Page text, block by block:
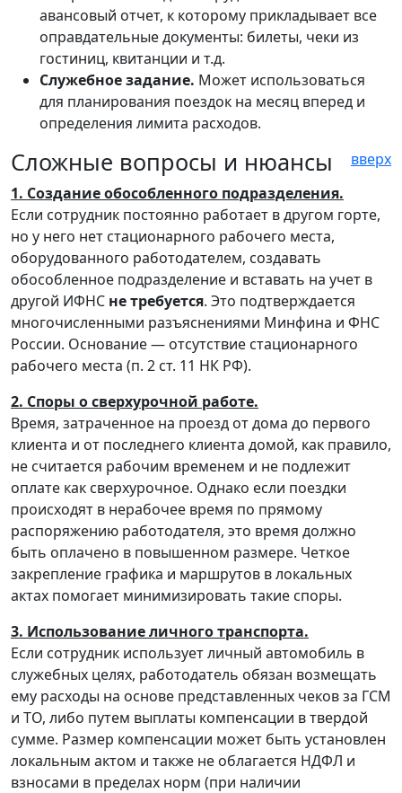
авансовый отчет, к которому прикладывает все
оправдательные документы: билеты, чеки из
гостиниц, квитанции и т.д.
Служебное задание. Может использоваться
для планирования поездок на месяц вперед и
определения лимита расходов.
вверх
Сложные вопросы и нюансы
1. Создание обособленного подразделения.
Если сотрудник постоянно работает в другом горте,
но у него нет стационарного рабочего места,
оборудованного работодателем, создавать
обособленное подразделение и вставать на учет в
другой ИФНС не требуется. Это подтверждается
многочисленными разъяснениями Минфина и ФНС
России. Основание — отсутствие стационарного
рабочего места (п. 2 ст. 11 НК РФ).
2. Споры о сверхурочной работе.
Время, затраченное на проезд от дома до первого
клиента и от последнего клиента домой, как правило,
не считается рабочим временем и не подлежит
оплате как сверхурочное. Однако если поездки
происходят в нерабочее время по прямому
распоряжению работодателя, это время должно
быть оплачено в повышенном размере. Четкое
закрепление графика и маршрутов в локальных
актах помогает минимизировать такие споры.
3. Использование личного транспорта.
Если сотрудник использует личный автомобиль в
служебных целях, работодатель обязан возмещать
ему расходы на основе представленных чеков за ГСМ
и ТО, либо путем выплаты компенсации в твердой
сумме. Размер компенсации может быть установлен
локальным актом и также не облагается НДФЛ и
взносами в пределах норм (при наличии